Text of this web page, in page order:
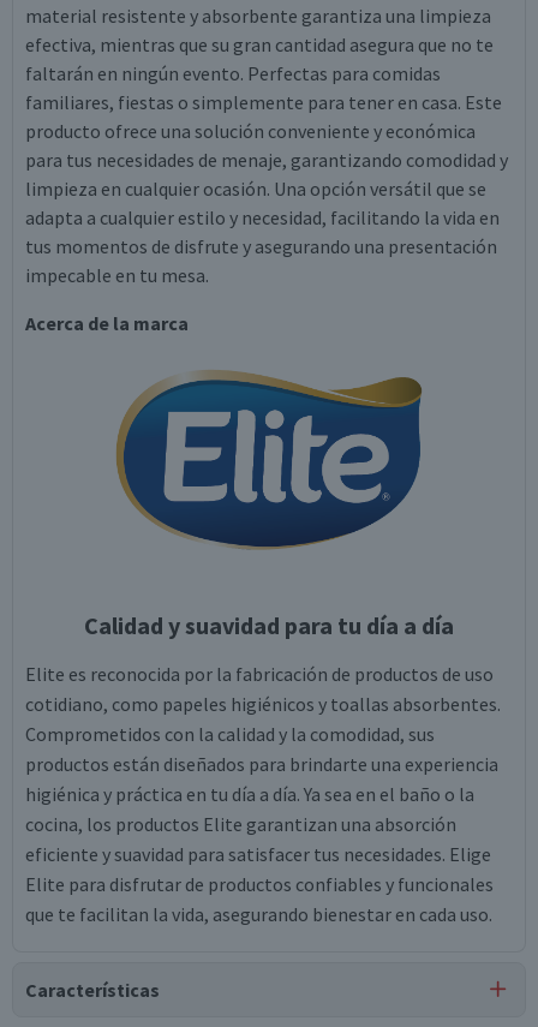
material resistente y absorbente garantiza una limpieza
efectiva, mientras que su gran cantidad asegura que no te
faltarán en ningún evento. Perfectas para comidas
familiares, fiestas o simplemente para tener en casa. Este
producto ofrece una solución conveniente y económica
para tus necesidades de menaje, garantizando comodidad y
limpieza en cualquier ocasión. Una opción versátil que se
adapta a cualquier estilo y necesidad, facilitando la vida en
tus momentos de disfrute y asegurando una presentación
impecable en tu mesa.
Acerca de la marca
Calidad y suavidad para tu día a día
Elite es reconocida por la fabricación de productos de uso
cotidiano, como papeles higiénicos y toallas absorbentes.
Comprometidos con la calidad y la comodidad, sus
productos están diseñados para brindarte una experiencia
higiénica y práctica en tu día a día. Ya sea en el baño o la
cocina, los productos Elite garantizan una absorción
eficiente y suavidad para satisfacer tus necesidades. Elige
Elite para disfrutar de productos confiables y funcionales
que te facilitan la vida, asegurando bienestar en cada uso.
Características